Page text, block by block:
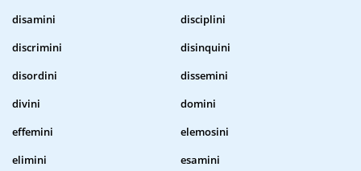
disamini
disciplini
discrimini
disinquini
disordini
dissemini
divini
domini
effemini
elemosini
elimini
esamini